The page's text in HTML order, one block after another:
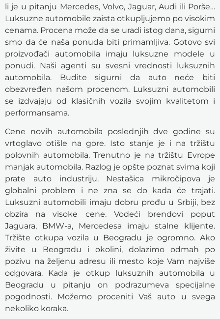
li je u pitanju Mercedes, Volvo, Jaguar, Audi ili Porše…
Luksuzne automobile zaista otkupljujemo po visokim
cenama. Procena može da se uradi istog dana, sigurni
smo da će naša ponuda biti primamljiva. Gotovo svi
proizvođači automobila imaju luksuzne modele u
ponudi. Naši agenti su svesni vrednosti luksuznih
automobila. Budite sigurni da auto neće biti
obezvređen našom procenom. Luksuzni automobili
se izdvajaju od klasičnih vozila svojim kvalitetom i
performansama.
Cene novih automobila poslednjih dve godine su
vrtoglavo otišle na gore. Isto stanje je i na tržištu
polovnih automobila. Trenutno je na tržištu Evrope
manjak automobila. Razlog je opšte poznat svima koji
prate auto industriju. Nestašica mikročipova je
globalni problem i ne zna se do kada će trajati.
Luksuzni automobili imaju dobru prođu u Srbiji, bez
obzira na visoke cene. Vodeći brendovi poput
Jaguara, BMW-a, Mercedesa imaju stalne klijente.
Tržište otkupa vozila u Beogradu je ogromno. Ako
živite u Beogradu i okolini, dolazimo odmah po
pozivu na željenu adresu ili mesto koje Vam najviše
odgovara. Kada je otkup luksuznih automobila u
Beogradu u pitanju on podrazumeva specijalne
pogodnosti. Možemo proceniti Vaš auto u svega
nekoliko koraka.